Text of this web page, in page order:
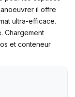
il offre
ultra-efficace.
Chargement
et conteneur